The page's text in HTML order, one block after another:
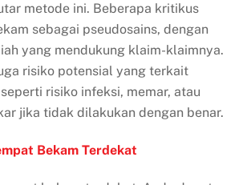
metode ini. Beberapa kritikus
sebagai pseudosains, dengan
yang mendukung klaim-klaimnya.
risiko potensial yang terkait
risiko infeksi, memar, atau
jika tidak dilakukan dengan benar.
Bekam Terdekat